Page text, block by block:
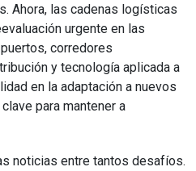
Ahora, las cadenas logísticas
urgente en las
corredores
y tecnología aplicada a
en la adaptación a nuevos
para mantener a
noticias entre tantos desafíos.